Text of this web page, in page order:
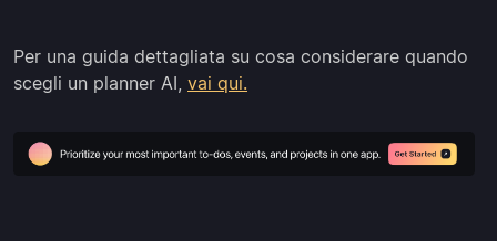
Per una guida dettagliata su cosa considerare quando
scegli un planner AI, vai qui.